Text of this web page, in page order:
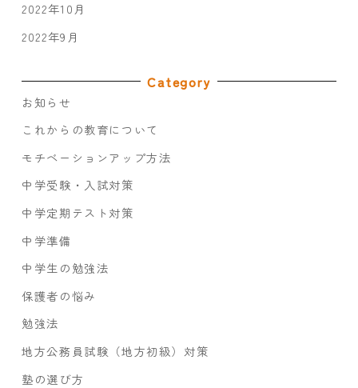
2022年10月
2022年9月
Category
お知らせ
これからの教育について
モチベーションアップ方法
中学受験・入試対策
中学定期テスト対策
中学準備
中学生の勉強法
保護者の悩み
勉強法
地方公務員試験（地方初級）対策
塾の選び方